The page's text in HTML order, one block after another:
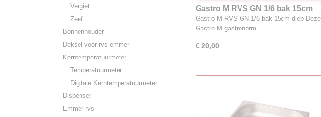
Vergiet
Zeef
Bonnenhouder
Deksel voor rvs emmer
Kerntemperatuurmeter
Temperatuurmeter
Digitale Kerntemperatuurmeter
Dispenser
Emmer rvs
Gastro M RVS GN 1/6 bak 15cm
diep ArtNr:GR704
Gastro M RVS GN 1/6 bak 15cm diep Deze
Gastro M gastronorm…
€ 20,00